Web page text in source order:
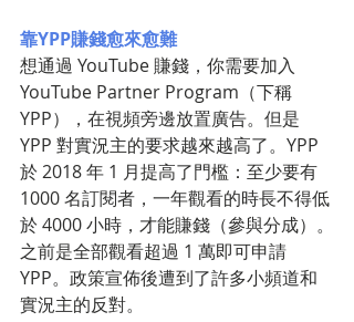
靠YPP賺錢愈來愈難
想通過 YouTube 賺錢，你需要加入
YouTube Partner Program（下稱
YPP），在視頻旁邊放置廣告。但是
YPP 對實況主的要求越來越高了。YPP
於 2018 年 1 月提高了門檻：至少要有
1000 名訂閱者，一年觀看的時長不得低
於 4000 小時，才能賺錢（參與分成）。
之前是全部觀看超過 1 萬即可申請
YPP。政策宣佈後遭到了許多小頻道和
實況主的反對。